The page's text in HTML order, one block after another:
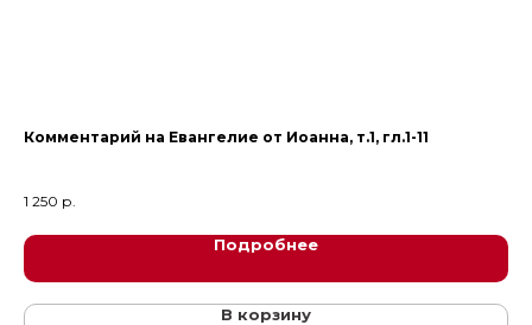
Комментарий на Евангелие от Иоанна, т.1, гл.1-11
1 250 р.
Подробнее
В корзину